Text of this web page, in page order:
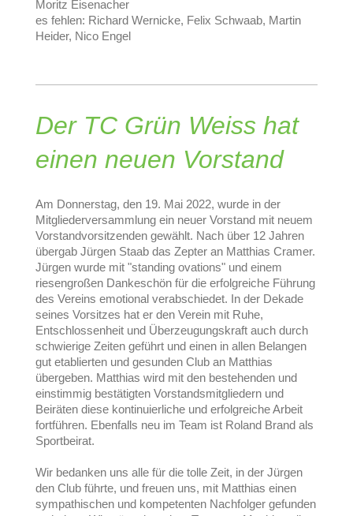
Moritz Eisenacher
es fehlen: Richard Wernicke, Felix Schwaab, Martin
Heider, Nico Engel
Der TC Grün Weiss hat
einen neuen Vorstand
Am Donnerstag, den 19. Mai 2022, wurde in der
Mitgliederversammlung ein neuer Vorstand mit neuem
Vorstandvorsitzenden gewählt. Nach über 12 Jahren
übergab Jürgen Staab das Zepter an Matthias Cramer.
Jürgen wurde mit "standing ovations" und einem
riesengroßen Dankeschön für die erfolgreiche Führung
des Vereins emotional verabschiedet. In der Dekade
seines Vorsitzes hat er den Verein mit Ruhe,
Entschlossenheit und Überzeugungskraft auch durch
schwierige Zeiten geführt und einen in allen Belangen
gut etablierten und gesunden Club an Matthias
übergeben. Matthias wird mit den bestehenden und
einstimmig bestätigten Vorstandsmitgliedern und
Beiräten diese kontinuierliche und erfolgreiche Arbeit
fortführen. Ebenfalls neu im Team ist Roland Brand als
Sportbeirat.
Wir bedanken uns alle für die tolle Zeit, in der Jürgen
den Club führte, und freuen uns, mit Matthias einen
sympathischen und kompetenten Nachfolger gefunden